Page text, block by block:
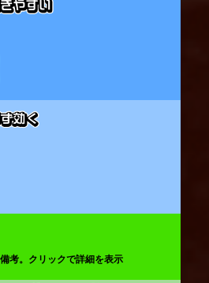
考。クリックで詳細を表示